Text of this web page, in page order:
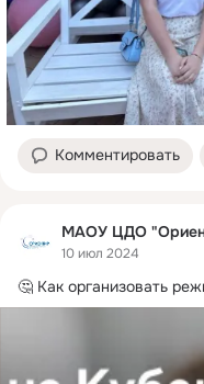
Комментировать
МАОУ ЦДО
10 июл 2024
🤔 Как организовать